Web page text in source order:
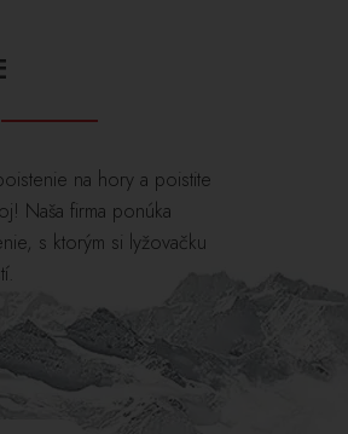
na hory a poistite
Naša firma ponúka
s ktorým si lyžovačku